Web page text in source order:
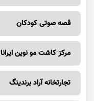
قصه صوتی کودکان
مرکز کاشت مو نوین ایرانا
تجارتخانه آراد برندینگ